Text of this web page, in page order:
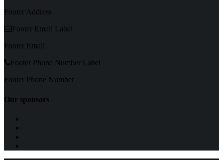
Footer Address
Footer Email Label
Footer Email
Footer Phone Number Label
Footer Phone Number
Our sponsors